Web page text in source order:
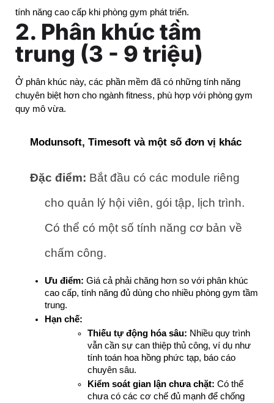
tính năng cao cấp khi phòng gym phát triển.
2. Phân khúc tầm
trung (3 - 9 triệu)
Ở phân khúc này, các phần mềm đã có những tính năng
chuyên biệt hơn cho ngành fitness, phù hợp với phòng gym
quy mô vừa.
Modunsoft, Timesoft và một số đơn vị khác
Đặc điểm: Bắt đầu có các module riêng
cho quản lý hội viên, gói tập, lịch trình.
Có thể có một số tính năng cơ bản về
chấm công.
Ưu điểm: Giá cả phải chăng hơn so với phân khúc
cao cấp, tính năng đủ dùng cho nhiều phòng gym tầm
trung.
Hạn chế:
Thiếu tự động hóa sâu: Nhiều quy trình
vẫn cần sự can thiệp thủ công, ví dụ như
tính toán hoa hồng phức tạp, báo cáo
chuyên sâu.
Kiểm soát gian lận chưa chặt: Có thể